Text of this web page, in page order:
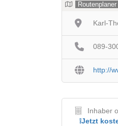
Routenplaner
Karl-
089-
http://
Inhaber
❕Jetzt